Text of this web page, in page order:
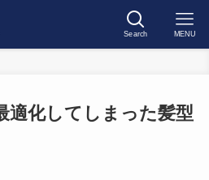
Search MENU
適化してしまった髪型